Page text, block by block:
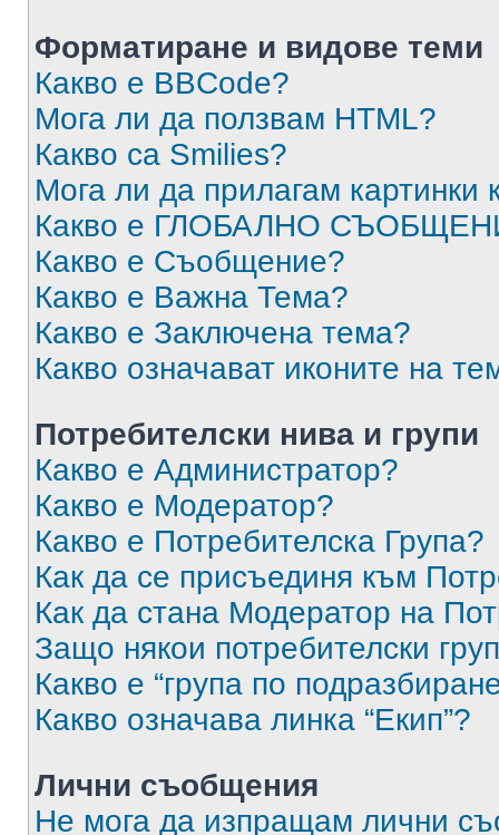
Форматиране и видове теми
Какво е BBCode?
Мога ли да ползвам HTML?
Какво са Smilies?
Мога ли да прилагам
Какво е ГЛОБАЛНО
Какво е Съобщение?
Какво е Важна Тема?
Какво е Заключена тема?
Какво означават иконите на
Потребителски нива и групи
Какво е Администратор?
Какво е Модератор?
Какво е Потребителска Група?
Как да се присъединя към
Как да стана Модератор на
Защо някои потребителски
Какво е “група по
Какво означава линка “Екип”?
Лични съобщения
Не мога да изпращам лични